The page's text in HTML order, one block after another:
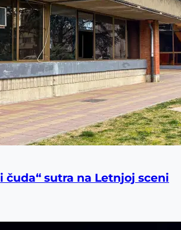
čuda“ sutra na Letnjoj sceni